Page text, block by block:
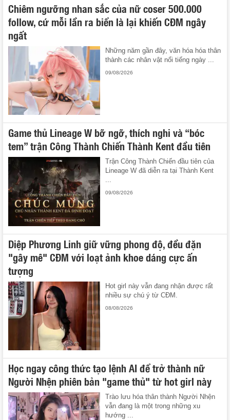
Chiêm ngưỡng nhan sắc của nữ coser 500.000
follow, cứ mỗi lần ra biển là lại khiến CĐM ngây
ngất
Những năm gần đây, văn hóa hóa thân
thành các nhân vật nổi tiếng ngày ...
09/08/2026
Game thủ Lineage W bỡ ngỡ, thích nghi và “bóc
tem” trận Công Thành Chiến Thành Kent đầu tiên
Trận Công Thành Chiến đầu tiên của
Lineage W đã diễn ra tại Thành Kent
...
09/08/2026
Diệp Phương Linh giữ vững phong độ, đều đặn
"gây mê" CĐM với loạt ảnh khoe dáng cực ấn
tượng
Hot girl này vẫn đang nhận được rất
nhiều sự chú ý từ CĐM.
08/08/2026
Học ngay công thức tạo lệnh AI để trở thành nữ
Người Nhện phiên bản "game thủ" từ hot girl này
Trào lưu hóa thân thành Người Nhện
vẫn đang là một trong những xu
hướng ...